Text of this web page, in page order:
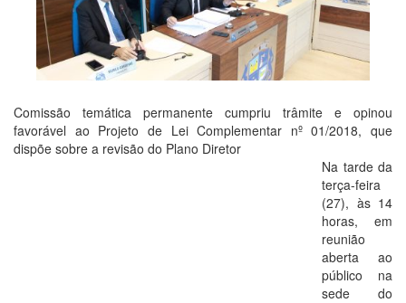
Comissão temática permanente cumpriu trâmite e opinou
favorável ao Projeto de Lei Complementar nº 01/2018, que
dispõe sobre a revisão do Plano Diretor
Na tarde da
terça-feira
(27), às 14
horas, em
reunião
aberta ao
público na
sede do